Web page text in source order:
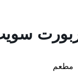
مطعم